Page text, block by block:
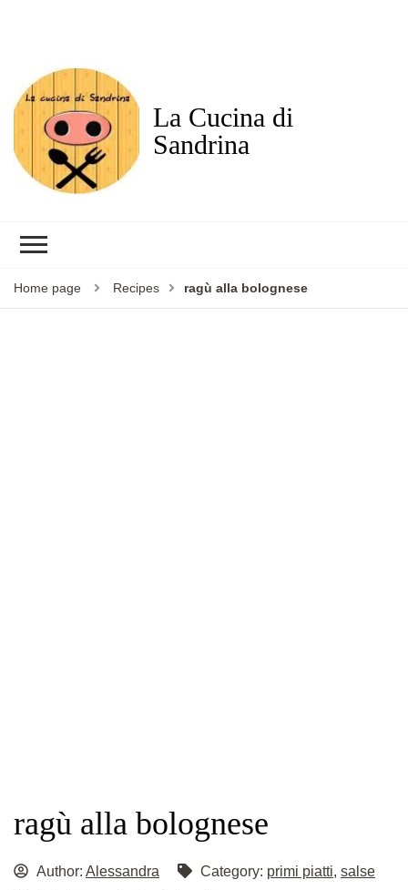
La Cucina di
Sandrina
Home page Recipes ragù alla bolognese
ragù alla bolognese
Author: Alessandra Category: primi piatti, salse